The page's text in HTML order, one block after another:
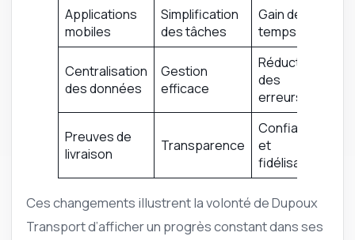
Applications
mobiles
Simplification
des tâches
Gain de
temps
Centralisation
des données
Gestion
efficace
Réduction
des
erreurs
Preuves de
livraison
Transparence
Confiance
et
fidélisation
Ces changements illustrent la volonté de Dupoux
Transport d’afficher un progrès constant dans ses